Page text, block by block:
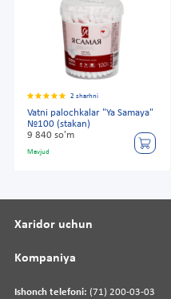
2 sharhni
Vatni palochkalar "Ya Samaya"
№100 (stakan)
9 840 so'm
Mavjud
Ishonch telefoni: (71) 200-03-03
Xaridor uchun
Kompaniya